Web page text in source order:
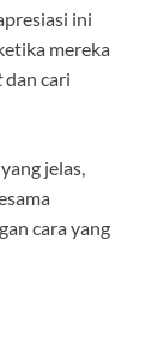
ini
mereka
dan cari
jelas,
cara yang